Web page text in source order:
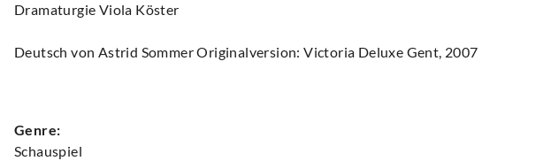
Dramaturgie Viola Köster
Deutsch von Astrid Sommer Originalversion: Victoria Deluxe Gent, 2007
Genre:
Schauspiel